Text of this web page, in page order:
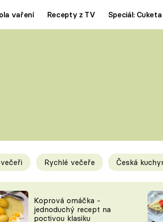
vaření Recepty z TV Speciál: Cuketa
a triky
ZA JÍDLEM
Rychlé večeře Česká
Koprová omáčka -
jednoduchý recept na
poctivou klasiku